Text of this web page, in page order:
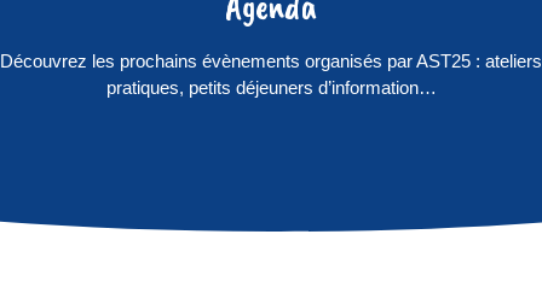
Découvrez les prochains évènements organisés par AST25 : ateliers
pratiques, petits déjeuners d’information…